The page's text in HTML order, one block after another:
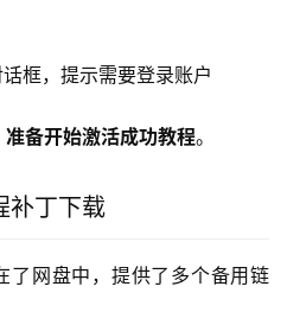
框，提示需要登录账户
准备开始激活成功教程。
补丁下载
了网盘中，提供了多个备用链